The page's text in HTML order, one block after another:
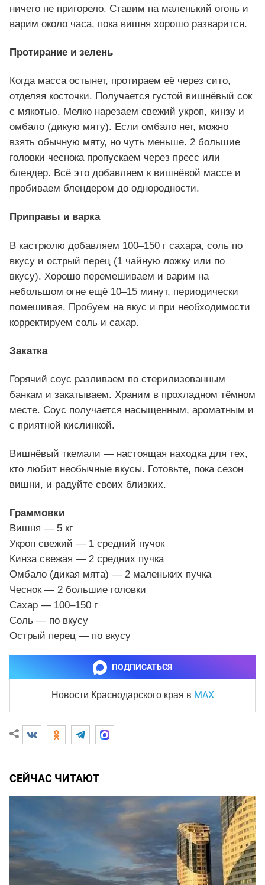
ничего не пригорело. Ставим на маленький огонь и
варим около часа, пока вишня хорошо разварится.
Протирание и зелень
Когда масса остынет, протираем её через сито,
отделяя косточки. Получается густой вишнёвый сок
с мякотью. Мелко нарезаем свежий укроп, кинзу и
омбало (дикую мяту). Если омбало нет, можно
взять обычную мяту, но чуть меньше. 2 большие
головки чеснока пропускаем через пресс или
блендер. Всё это добавляем к вишнёвой массе и
пробиваем блендером до однородности.
Приправы и варка
В кастрюлю добавляем 100–150 г сахара, соль по
вкусу и острый перец (1 чайную ложку или по
вкусу). Хорошо перемешиваем и варим на
небольшом огне ещё 10–15 минут, периодически
помешивая. Пробуем на вкус и при необходимости
корректируем соль и сахар.
Закатка
Горячий соус разливаем по стерилизованным
банкам и закатываем. Храним в прохладном тёмном
месте. Соус получается насыщенным, ароматным и
с приятной кислинкой.
Вишнёвый ткемали — настоящая находка для тех,
кто любит необычные вкусы. Готовьте, пока сезон
вишни, и радуйте своих близких.
Граммовки
Вишня — 5 кг
Укроп свежий — 1 средний пучок
Кинза свежая — 2 средних пучка
Омбало (дикая мята) — 2 маленьких пучка
Чеснок — 2 большие головки
Сахар — 100–150 г
Соль — по вкусу
Острый перец — по вкусу
ПОДПИСАТЬСЯ
Новости Краснодарского края в MAX
СЕЙЧАС ЧИТАЮТ